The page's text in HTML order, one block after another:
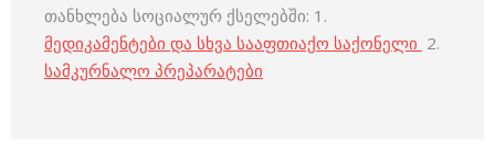
თანხლება სოციალურ ქსელებში: 1.
მედიკამენტები და სხვა სააფთიაქო საქონელი 2.
სამკურნალო პრეპარატები